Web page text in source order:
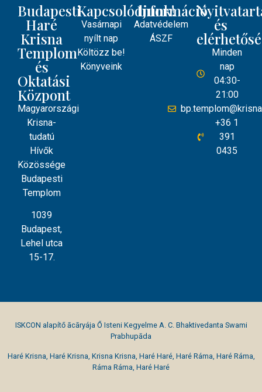
Budapesti
Haré
Krisna
Templom
és
Oktatási
Központ
Magyarországi
Krisna-
tudatú
Hívők
Közössége
Budapesti
Templom
1039
Budapest,
Lehel utca
15-17.
Kapcsolódjunk!
Vasárnapi
nyílt nap
Költözz be!
Könyveink
Információ
Adatvédelem
ÁSZF
és
Minden
nap
04:30-
21:00
+36 1
391
0435
ISKCON alapítő ācāryája Ő Isteni Kegyelme A. C. Bhaktivedanta Swami
Prabhupāda
Haré Krisna, Haré Krisna, Krisna Krisna, Haré Haré, Haré Ráma, Haré Ráma,
Ráma Ráma, Haré Haré